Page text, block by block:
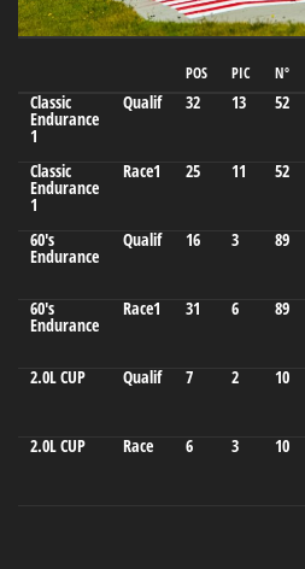
POS PIC Nº
Classic
Endurance
1
Qualif 32 13 52
Classic
Endurance
1
Race1 25 11 52
60's
Endurance
Qualif 16 3 89
60's
Endurance
Race1 31 6 89
2.0L CUP Qualif 7 2 10
2.0L CUP Race 6 3 10